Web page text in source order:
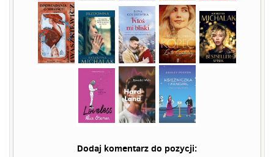
Dodaj komentarz do pozycji: